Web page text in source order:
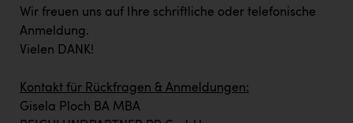
ZGONC
ZULuft - Zukunft Luft Austria
Österreichisches Hebammengremium
Wir freuen uns auf Ihre schriftliche oder telefonische
Anmeldung.
Vielen DANK!
Kontakt für Rückfragen & Anmeldungen:
Gisela Ploch BA MBA